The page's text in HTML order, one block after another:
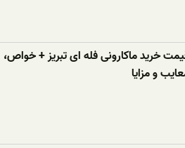
خرید ماکارونی فله ای تبریز + خواص،
و مزایا